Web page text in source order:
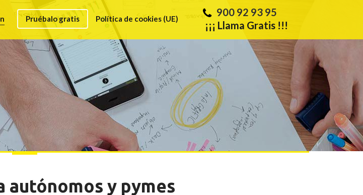
900 92 93 95
¡¡¡ Llama Gratis !!!
Pruébalo gratis Política de cookies (UE)
autónomos y pymes